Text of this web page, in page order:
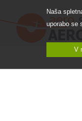
Naša
uporabo se
V